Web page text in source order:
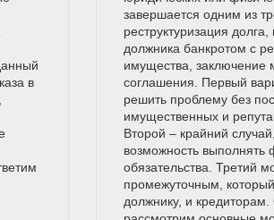
в
завершается одним из
реструктуризация
должника банкротом с
имущества, заключение
соглашения. Первый
решить проблему без
имущественных и
Второй – крайний случай,
возможность выполнять
обязательства. Третий
промежуточным,
должнику, и